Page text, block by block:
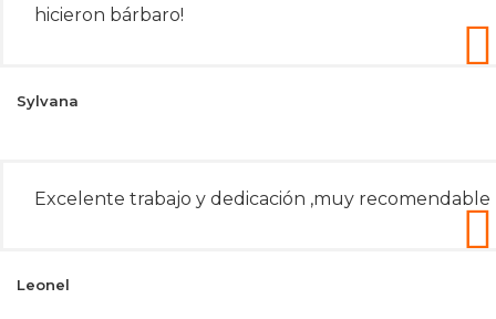
hicieron bárbaro!
Sylvana
Excelente trabajo y dedicación ,muy recomendable
Leonel